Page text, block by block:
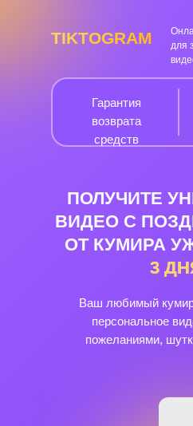
TIKTOGRAM
Ваш любимый кумир
персональное
пожеланиями,
для
ПОЛУЧИТЕ
ВИДЕО С
ОТ КУМИРА
3
Гарантия
возврата
средств